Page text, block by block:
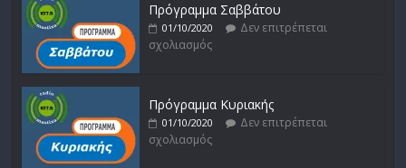
Πρόγραμμα Σαββάτου
01/10/2020
Δεν επιτρέπεται
σχολιασμός
Πρόγραμμα Κυριακής
01/10/2020
Δεν επιτρέπεται
σχολιασμός